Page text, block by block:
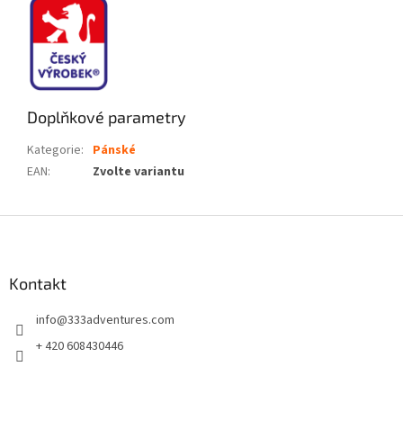
Doplňkové parametry
Kategorie: Pánské
EAN: Zvolte variantu
Kontakt
info@333adventures.com
+ 420 608430446